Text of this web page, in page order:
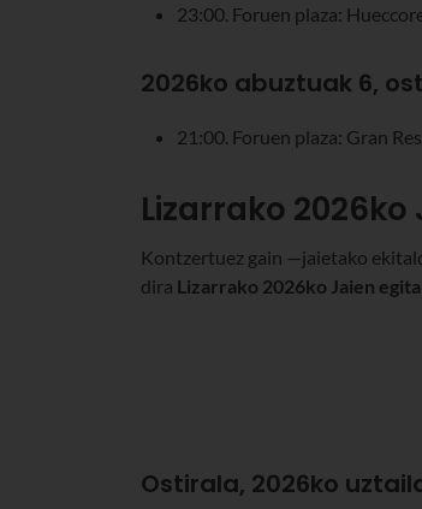
23:00. Foruen plaza:
2026ko abuztuak 6,
21:00. Foruen plaza: Gran
Lizarrako
Kontzertuez gain —jaietako
dira Lizarrako 2026ko Jaien
Ostirala, 2026ko